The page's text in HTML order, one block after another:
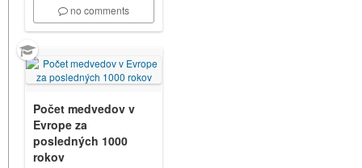
no comments
Počet medvedov v
Evrope za
posledných 1000
rokov